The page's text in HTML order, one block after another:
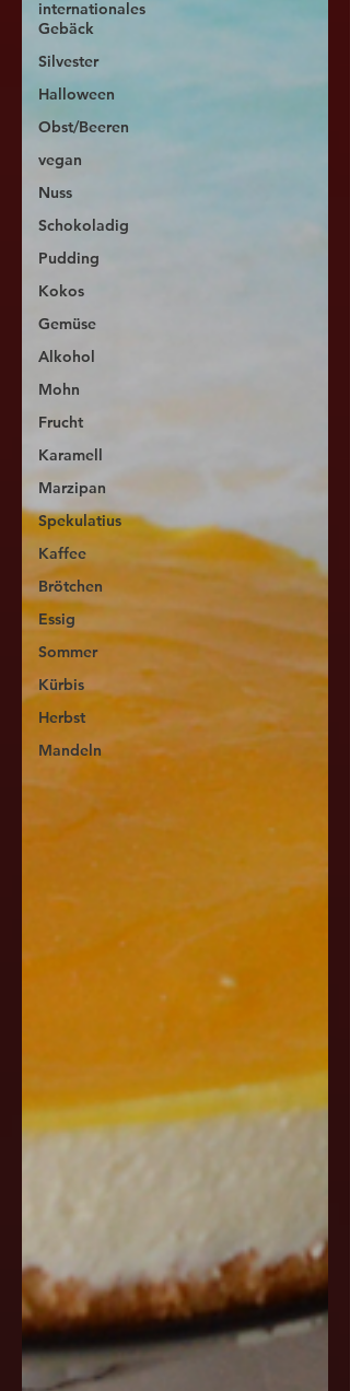
internationales
Gebäck
Silvester
Halloween
Obst/Beeren
vegan
Nuss
Schokoladig
Pudding
Kokos
Gemüse
Alkohol
Mohn
Frucht
Karamell
Marzipan
Spekulatius
Kaffee
Brötchen
Essig
Sommer
Kürbis
Herbst
Mandeln